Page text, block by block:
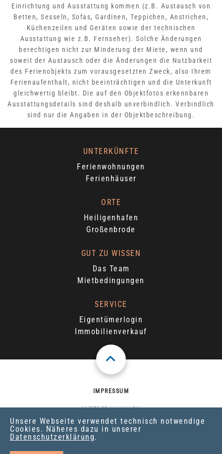
Unsere Webseite verwendet technisch notwendige
Cookies. Näheres dazu in unserer
Datenschutzerklärung.
Einrichtung und Ausstattung kommen (z.B. Austausch von
Betten, Sesseln, Sofas, Gardinen, Teppichen, Anstrichen,
Küchenzeilen und Geräten sowie der technischen
Ausstattung wie z.B. Fernseher). Solche Änderungen
berechtigen nicht zur Minderung der Miete, wenn und
soweit der Austausch oder die Änderungen die Nutzbarkeit
des Ferienobjekts zum vorausgesetzten Zweck, also Ihrem
Ferienaufenthalt, nicht beeinträchtigen und die Unterkunft
gleichwertig bleibt. Die auf den Objektfotos erkennbaren
Ausstattungsdetails sind deshalb unverbindlich. Verbindlich
sind nur die Angaben in der Objektbeschreibung.
UNTERKÜNFTE
Ferienwohnungen
Ferienhäuser
ORTE
Heiligenhafen
Großenbrode
GUT ZU WISSEN
Das Team
Mietbedingungen
SERVICE
Eigentümerlogin
Immobilienverkauf
IMPRESSUM
MIETBEDINGUNGEN
DATENSCHUTZ